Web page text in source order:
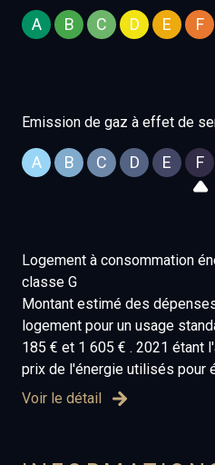
A B C D E F
Emission de gaz à effet de
A B C D E F
Logement à consommation
classe G
Montant estimé des
logement pour un usage
185 € et 1 605 € . 2021 étant
prix de l'énergie utilisés pour
Voir le détail